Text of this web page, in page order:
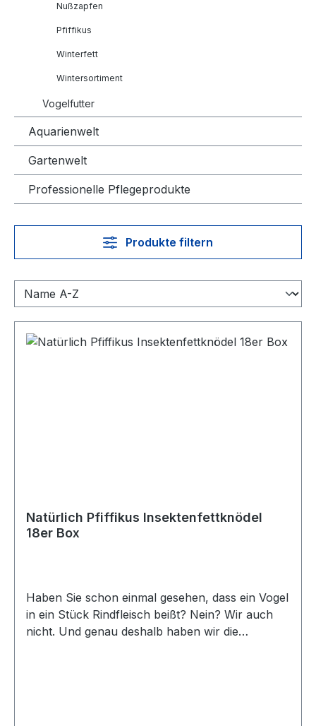
Nußzapfen
Pfiffikus
Winterfett
Wintersortiment
Vogelfutter
Aquarienwelt
Gartenwelt
Professionelle Pflegeprodukte
Produkte filtern
Natürlich Pfiffikus Insektenfettknödel
18er Box
Haben Sie schon einmal gesehen, dass ein Vogel
in ein Stück Rindfleisch beißt? Nein? Wir auch
nicht. Und genau deshalb haben wir die